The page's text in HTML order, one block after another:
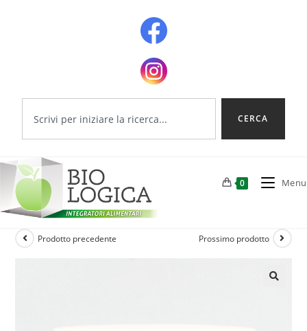
CERCA
0 Menu
Prodotto precedente Prossimo prodotto